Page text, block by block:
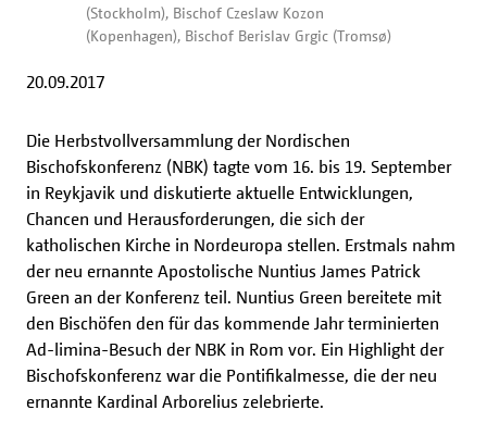
(Stockholm), Bischof Czeslaw Kozon
(Kopenhagen), Bischof Berislav Grgic (Tromsø)
20.09.2017
Die Herbstvollversammlung der Nordischen
Bischofskonferenz (NBK) tagte vom 16. bis 19. September
in Reykjavik und diskutierte aktuelle Entwicklungen,
Chancen und Herausforderungen, die sich der
katholischen Kirche in Nordeuropa stellen. Erstmals nahm
der neu ernannte Apostolische Nuntius James Patrick
Green an der Konferenz teil. Nuntius Green bereitete mit
den Bischöfen den für das kommende Jahr terminierten
Ad-limina-Besuch der NBK in Rom vor. Ein Highlight der
Bischofskonferenz war die Pontifikalmesse, die der neu
ernannte Kardinal Arborelius zelebrierte.